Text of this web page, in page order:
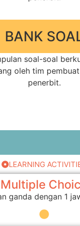
BANK
soal-soal
oleh tim
penerbit.
LEARNING
Multiple
ganda dengan 1